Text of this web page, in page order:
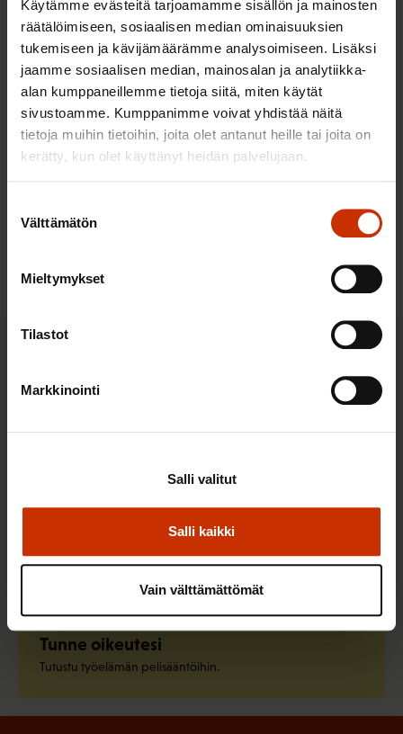
Käytämme evästeitä tarjoamamme sisällön ja mainosten
räätälöimiseen, sosiaalisen median ominaisuuksien
tukemiseen ja kävijämäärämme analysoimiseen. Lisäksi
jaamme sosiaalisen median, mainosalan ja analytiikka-
alan kumppaneillemme tietoja siitä, miten käytät
sivustoamme. Kumppanimme voivat yhdistää näitä
tietoja muihin tietoihin, joita olet antanut heille tai joita on
kerätty, kun olet käyttänyt heidän palvelujaan.
valinta
Välttämätön
Mieltymykset
Tilastot
Markkinointi
Salli kaikki
Salli valitut
Vain välttämättömät
Halpa työ, kallis hinta: ulkomaisten
työntekijöiden työperäinen
hyväksikäyttö ja sen kitkeminen -
selvityksen julkaisu
Liity ammattiliittoon
Tilaa SAK:n uutiskirje.
Tunne oikeutesi
Tutustu työelämän pelisääntöihin.